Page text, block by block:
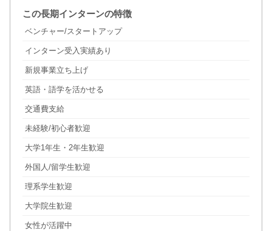
この長期インターンの特徴
ベンチャー/スタートアップ
インターン受入実績あり
新規事業立ち上げ
英語・語学を活かせる
交通費支給
未経験/初心者歓迎
大学1年生・2年生歓迎
外国人/留学生歓迎
理系学生歓迎
大学院生歓迎
女性が活躍中